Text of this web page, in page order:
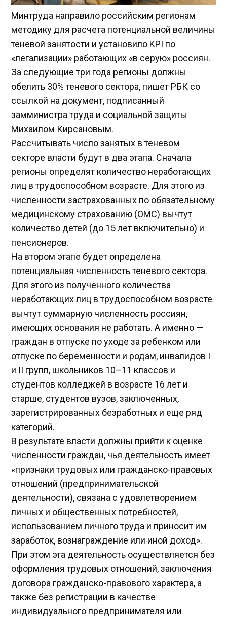
Минтруда направило российским регионам
методику для расчета потенциальной величины
теневой занятости и установило KPI по
«легализации» работающих «в серую» россиян.
За следующие три года регионы должны
обелить 30% теневого сектора, пишет РБК со
ссылкой на документ, подписанный
замминистра труда и социальной защиты
Михаилом Кирсановым.
Рассчитывать число занятых в теневом
секторе власти будут в два этапа. Сначала
регионы определят количество неработающих
лиц в трудоспособном возрасте. Для этого из
численности застрахованных по обязательному
медицинскому страхованию (ОМС) вычтут
количество детей (до 15 лет включительно) и
пенсионеров.
На втором этапе будет определена
потенциальная численность теневого сектора.
Для этого из полученного количества
неработающих лиц в трудоспособном возрасте
вычтут суммарную численность россиян,
имеющих основания не работать. А именно —
граждан в отпуске по уходе за ребенком или
отпуске по беременности и родам, инвалидов I
и II групп, школьников 10–11 классов и
студентов колледжей в возрасте 16 лет и
старше, студентов вузов, заключенных,
зарегистрированных безработных и еще ряд
категорий.
В результате власти должны прийти к оценке
численности граждан, чья деятельность имеет
«признаки трудовых или гражданско-правовых
отношений (предпринимательской
деятельности), связана с удовлетворением
личных и общественных потребностей,
использованием личного труда и приносит им
заработок, вознаграждение или иной доход».
При этом эта деятельность осуществляется без
оформления трудовых отношений, заключения
договора гражданско-правового характера, а
также без регистрации в качестве
индивидуального предпринимателя или